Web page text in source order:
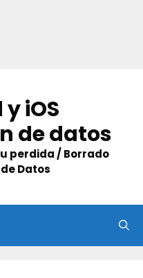
iOS
de datos
perdida / Borrado
Datos